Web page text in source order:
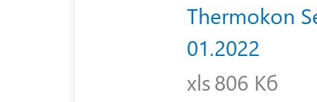
Thermokon
01.2022
xls806 Кб